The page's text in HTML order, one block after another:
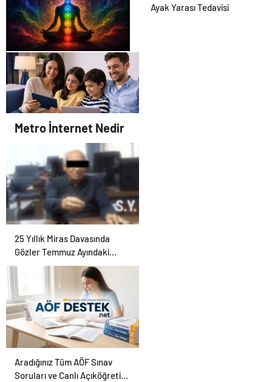
Ayak Yarası Tedavisi
Zihnin Gizemli Sınırları ve
Ötesi : Nasılnedir.com
Metro İnternet Nedir
25 Yıllık Miras Davasında
Gözler Temmuz Ayındaki
Karar Duruşmasına Çevrildi
Aradığınız Tüm AÖF Sınav
Soruları ve Canlı Açıköğretim